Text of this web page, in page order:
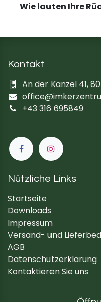
Wie lauten Ihre
Kontakt
An der Kanzel 41,
+43 316 695849
Nützliche Links
Startseite
Downloads
Impressum
Versand- und
AGB
Datenschutzerklärung
Kontaktieren Sie uns